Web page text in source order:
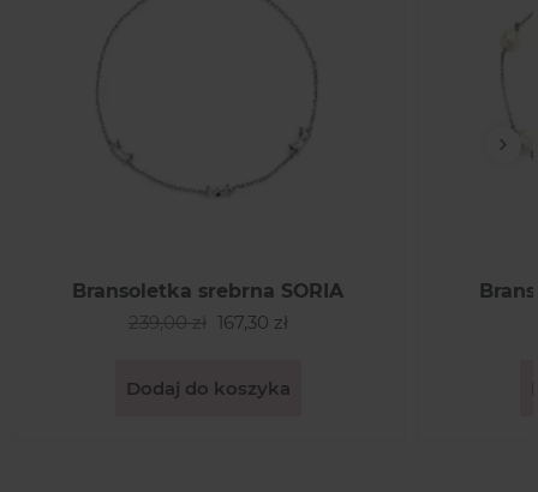
Bransoletka srebrna SORIA
239,00 zł 167,30 zł
Dodaj do koszyka